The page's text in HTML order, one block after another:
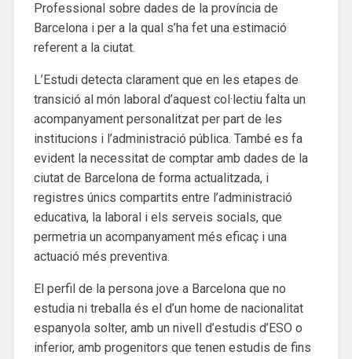
Professional sobre dades de la província de
Barcelona i per a la qual s’ha fet una estimació
referent a la ciutat.
L’Estudi detecta clarament que en les etapes de
transició al món laboral d’aquest col·lectiu falta un
acompanyament personalitzat per part de les
institucions i l’administració pública. També es fa
evident la necessitat de comptar amb dades de la
ciutat de Barcelona de forma actualitzada, i
registres únics compartits entre l’administració
educativa, la laboral i els serveis socials, que
permetria un acompanyament més eficaç i una
actuació més preventiva.
El perfil de la persona jove a Barcelona que no
estudia ni treballa és el d’un home de nacionalitat
espanyola solter, amb un nivell d’estudis d’ESO o
inferior, amb progenitors que tenen estudis de fins